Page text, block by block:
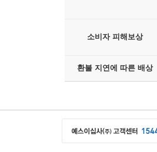
소비자 피해보상
환불 지연에 따른 배상